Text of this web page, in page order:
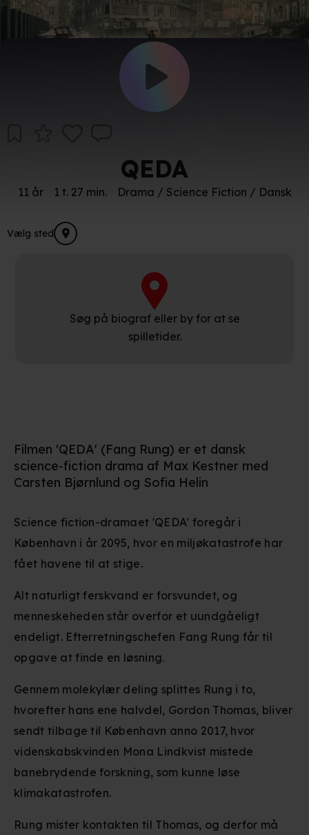
QEDA
11 år 1 t. 27 min. Drama / Science Fiction / Dansk
Vælg sted
Søg på biograf eller by for at se
spilletider.
Filmen 'QEDA' (Fang Rung) er et dansk
science-fiction drama af Max Kestner med
Carsten Bjørnlund og Sofia Helin
Science fiction-dramaet 'QEDA' foregår i
København i år 2095, hvor en miljøkatastrofe har
fået havene til at stige.
Alt naturligt ferskvand er forsvundet, og
menneskeheden står overfor et uundgåeligt
endeligt. Efterretningschefen Fang Rung får til
opgave at finde en løsning.
Gennem molekylær deling splittes Rung i to,
hvorefter hans ene halvdel, Gordon Thomas, bliver
sendt tilbage til København anno 2017, hvor
videnskabskvinden Mona Lindkvist mistede
banebrydende forskning, som kunne løse
klimakatastrofen.
Rung mister kontakten til Thomas, og derfor må